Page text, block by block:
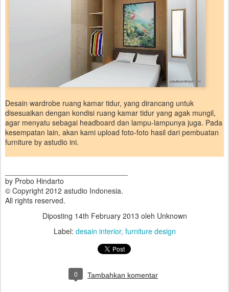
Desain wardrobe ruang kamar tidur, yang dirancang untuk
disesuaikan dengan kondisi ruang kamar tidur yang agak mungil,
agar menyatu sebagai headboard dan lampu-lampunya juga. Pada
kesempatan lain, akan kami upload foto-foto hasil dari pembuatan
furniture by astudio ini.
by Probo Hindarto
© Copyright 2012 astudio Indonesia.
All rights reserved.
Diposting 14th February 2013 oleh Unknown
Label: desain interior furniture design
0 Tambahkan komentar